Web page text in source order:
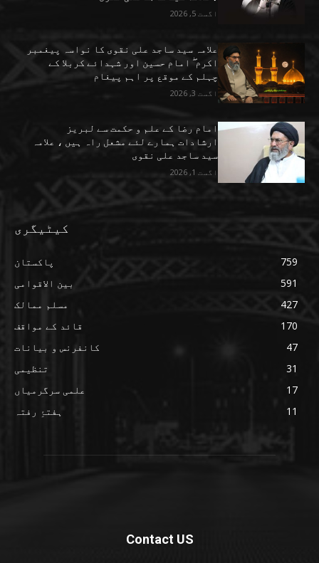
اگست 5, 2026
علامہ سید ساجد علی نقوی کا نواسہ پیغمبر
اکرم ۖ امام حسین اور شہدائے کربلا کے
چہلم کے موقع پر اہم پیغام
اگست 3, 2026
امام رضا کے علم و حکمت سے لبریز
ارشادات ہمارے لئے مشعل راہ ہیں ، علامہ
سید ساجد علی نقوی
اگست 1, 2026
کیٹیگری
پاکستان
759
بین الاقوامی
591
مسلم ممالک
427
قائد کے مواقف
170
کانفرنس و بیانات
47
تنظیمی
31
علمی سرگرمیاں
17
ہفتۂِ رفتہ
11
Contact US